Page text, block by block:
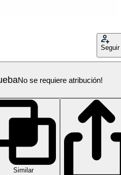
Seguir
No se requiere atribución!
Similar